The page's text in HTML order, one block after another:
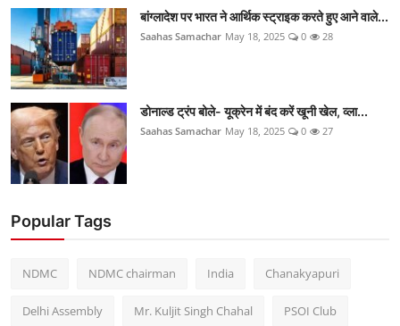
बांग्लादेश पर भारत ने आर्थिक स्ट्राइक करते हुए आने वाले...
Saahas Samachar May 18, 2025 0 28
डोनाल्ड ट्रंप बोले- यूक्रेन में बंद करें खूनी खेल, व्ला...
Saahas Samachar May 18, 2025 0 27
Popular Tags
NDMC NDMC chairman India Chanakyapuri
Delhi Assembly Mr. Kuljit Singh Chahal PSOI Club